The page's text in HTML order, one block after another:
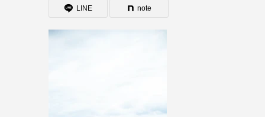
LINE note